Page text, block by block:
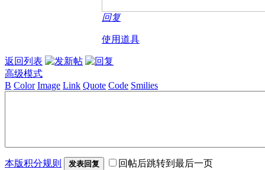
回复
使用道具
返回列表
高级模式
B Color Image Link Quote Code Smilies
本版积分规则 发表回复 回帖后跳转到最后一页